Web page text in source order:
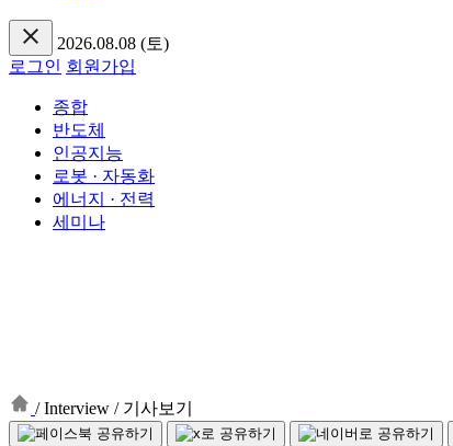
2026.08.08 (토)
로그인 회원가입
종합
반도체
인공지능
로봇 · 자동화
에너지 · 전력
세미나
/Interview / 기사보기